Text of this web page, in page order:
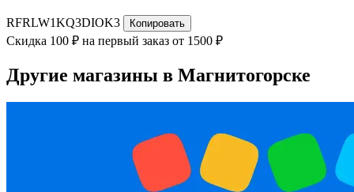
RFRLW1KQ3DIOK3 Копировать
Скидка 100 ₽ на первый заказ от 1500 ₽
Другие магазины в Магнитогорске